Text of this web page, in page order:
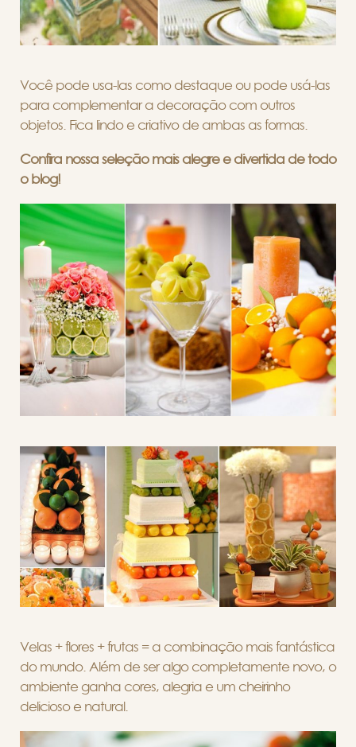
Você pode usa-las como destaque ou pode usá-las
para complementar a decoração com outros
objetos. Fica lindo e criativo de ambas as formas.
Confira nossa seleção mais alegre e divertida de todo
o blog!
Velas + flores + frutas = a combinação mais fantástica
do mundo. Além de ser algo completamente novo, o
ambiente ganha cores, alegria e um cheirinho
delicioso e natural.